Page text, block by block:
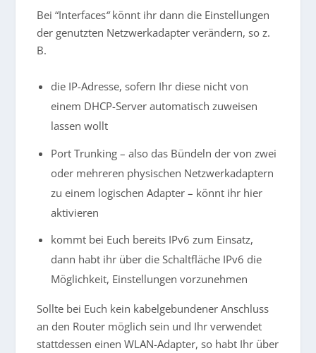
Bei “Interfaces“könnt ihr dann die Einstellungen
der genutzten Netzwerkadapter verändern, so z.
B.
die IP-Adresse, sofern Ihr diese nicht von
einem DHCP-Server automatisch zuweisen
lassen wollt
Port Trunking – also das Bündeln der von zwei
oder mehreren physischen Netzwerkadaptern
zu einem logischen Adapter – könnt ihr hier
aktivieren
kommt bei Euch bereits IPv6 zum Einsatz,
dann habt ihr über die Schaltfläche IPv6 die
Möglichkeit, Einstellungen vorzunehmen
Sollte bei Euch kein kabelgebundener Anschluss
an den Router möglich sein und Ihr verwendet
stattdessen einen WLAN-Adapter, so habt Ihr über